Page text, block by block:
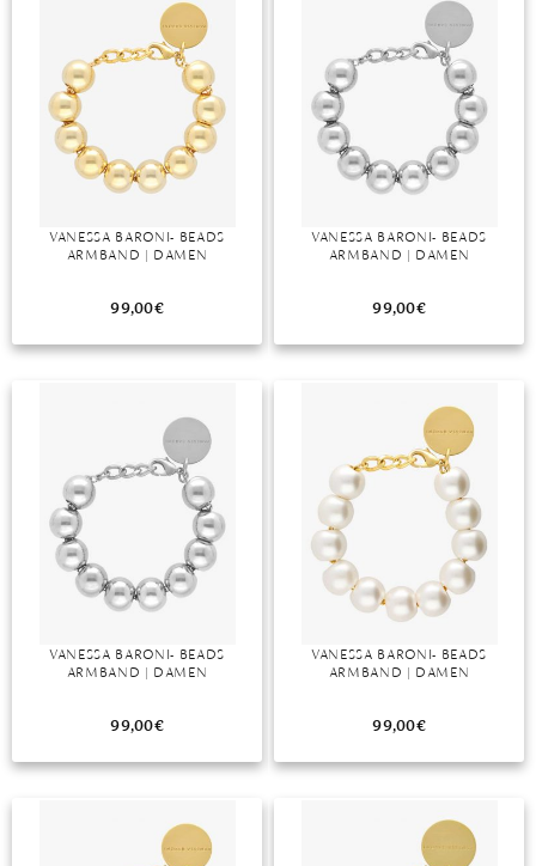
VANESSA BARONI- BEADS
ARMBAND | DAMEN
99,00€
VANESSA BARONI- BEADS
ARMBAND | DAMEN
99,00€
VANESSA BARONI- BEADS
ARMBAND | DAMEN
99,00€
VANESSA BARONI- BEADS
ARMBAND | DAMEN
99,00€